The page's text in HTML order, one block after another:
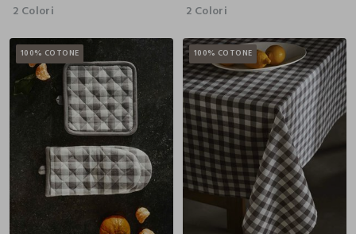
2 Colori 2 Colori
100% COTONE 100% COTONE